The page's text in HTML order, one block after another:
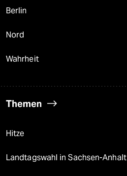
Berlin
Nord
Wahrheit
Themen
Hitze
Landtagswahl in Sachsen-Anhalt